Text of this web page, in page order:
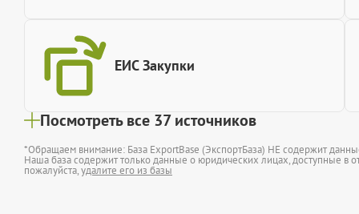
ЕИС Закупки
Посмотреть все 37 источников
*Обращаем внимание: База ExportBase (ЭкспортБаза) НЕ содержит
Наша база содержит только данные о юридических лицах, доступные в
пожалуйста,удалите его из базы